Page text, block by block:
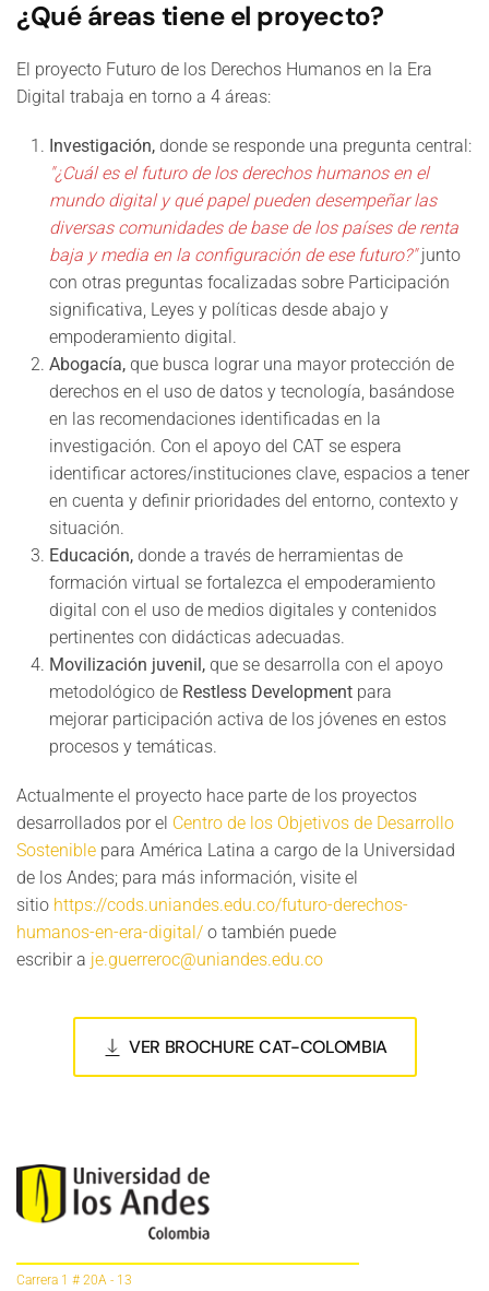
¿Qué áreas tiene el proyecto?
El proyecto Futuro de los Derechos Humanos en la Era
Digital trabaja en torno a 4 áreas:
Investigación, donde se responde una pregunta central:
"¿Cuál es el futuro de los derechos humanos en el
mundo digital y qué papel pueden desempeñar las
diversas comunidades de base de los países de renta
baja y media en la configuración de ese futuro?"junto
con otras preguntas focalizadas sobre Participación
significativa, Leyes y políticas desde abajo y
empoderamiento digital.
Abogacía, que busca lograr una mayor protección de
derechos en el uso de datos y tecnología, basándose
en las recomendaciones identificadas en la
investigación. Con el apoyo del CAT se espera
identificar actores/instituciones clave, espacios a tener
en cuenta y definir prioridades del entorno, contexto y
situación.
Educación, donde a través de herramientas de
formación virtual se fortalezca el empoderamiento
digital con el uso de medios digitales y contenidos
pertinentes con didácticas adecuadas.
Movilización juvenil, que se desarrolla con el apoyo
metodológico de Restless Development para
mejorar participación activa de los jóvenes en estos
procesos y temáticas.
Actualmente el proyecto hace parte de los proyectos
desarrollados por el Centro de los Objetivos de Desarrollo
Sostenible para América Latina a cargo de la Universidad
de los Andes; para más información, visite el
sitio https://cods.uniandes.edu.co/futuro-derechos-
humanos-en-era-digital/ o también puede
escribir a je.guerreroc@uniandes.edu.co
VER BROCHURE CAT-COLOMBIA
Carrera 1 # 20A - 13